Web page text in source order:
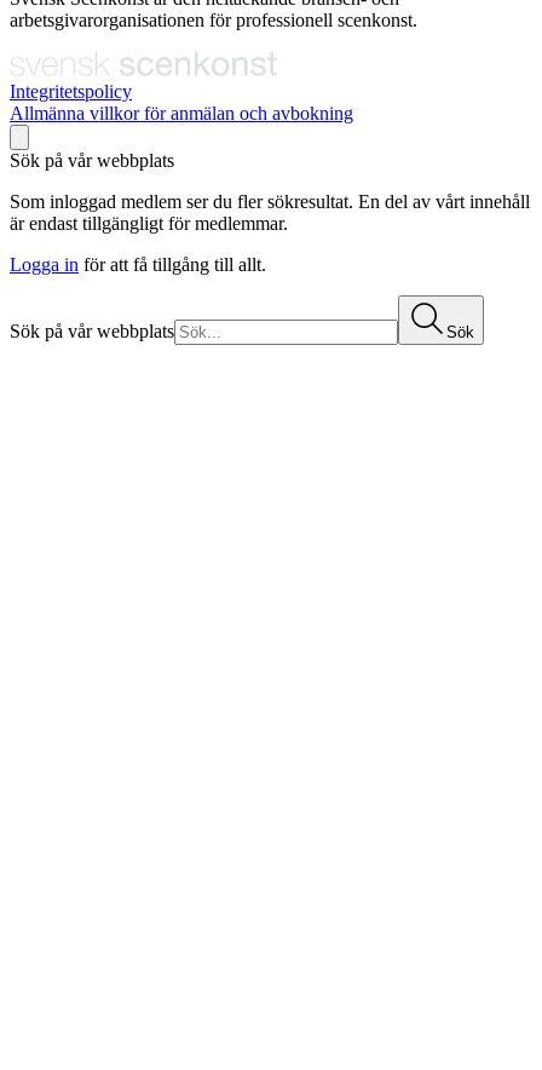
arbetsgivarorganisationen för professionell scenkonst.
Integritetspolicy
Allmänna villkor för anmälan och avbokning
Sök på vår webbplats
Som inloggad medlem ser du fler sökresultat. En del av vårt innehåll
är endast tillgängligt för medlemmar.
Logga in för att få tillgång till allt.
Sök på vår webbplats Sök